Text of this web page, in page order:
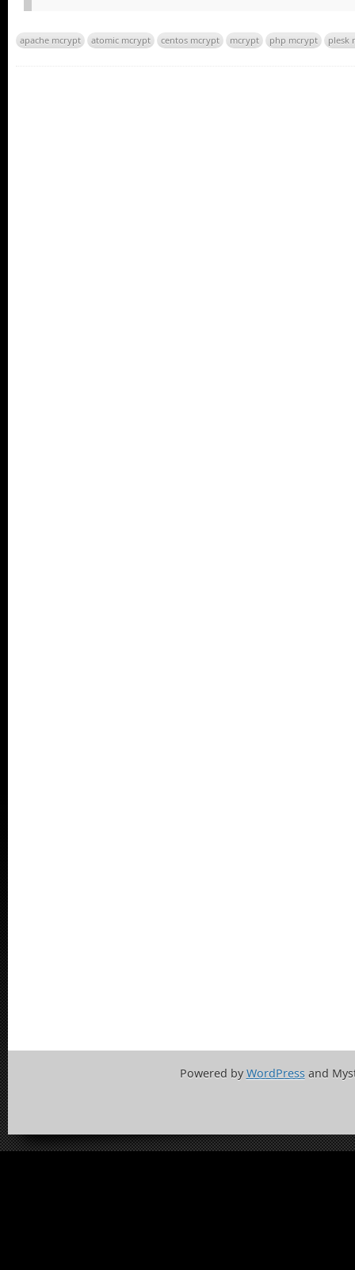
apache mcrypt atomic mcrypt centos mcrypt mcrypt php mcrypt plesk
Powered byWordPressand